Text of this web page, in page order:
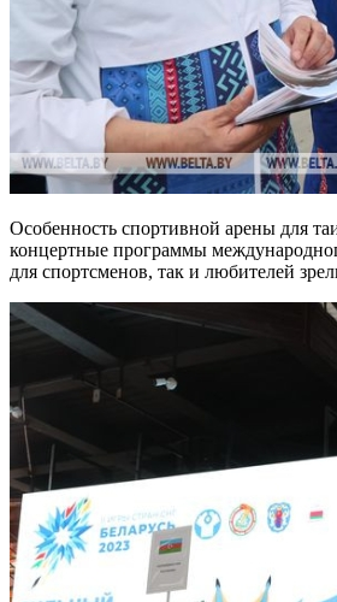
Особенность спортивной арены для
концертные программы
для спортсменов, так и любителей